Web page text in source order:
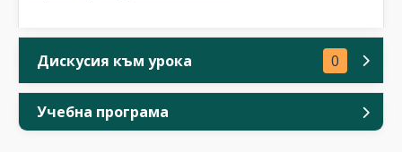
Дискусия към урока 0
Учебна програма